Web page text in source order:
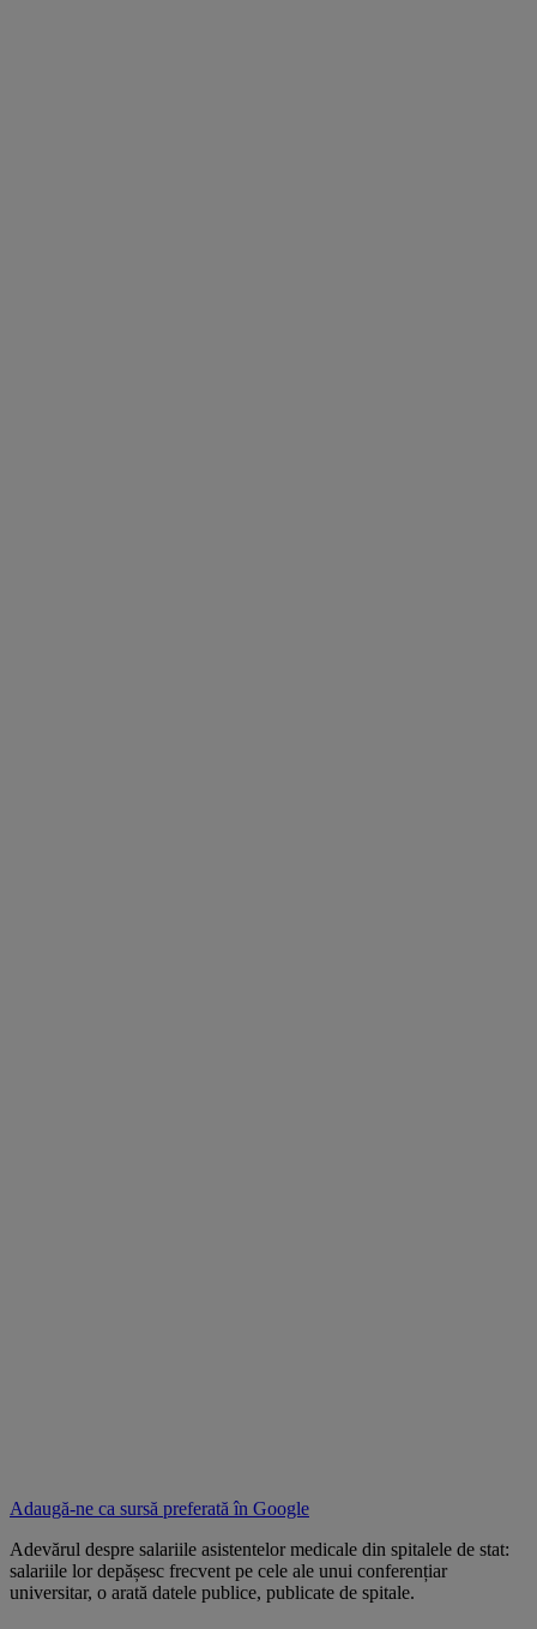
Adaugă-ne ca sursă preferată în Google
Adevărul despre salariile asistentelor medicale din spitalele de stat:
salariile lor depășesc frecvent pe cele ale unui conferențiar
universitar, o arată datele publice, publicate de spitale.